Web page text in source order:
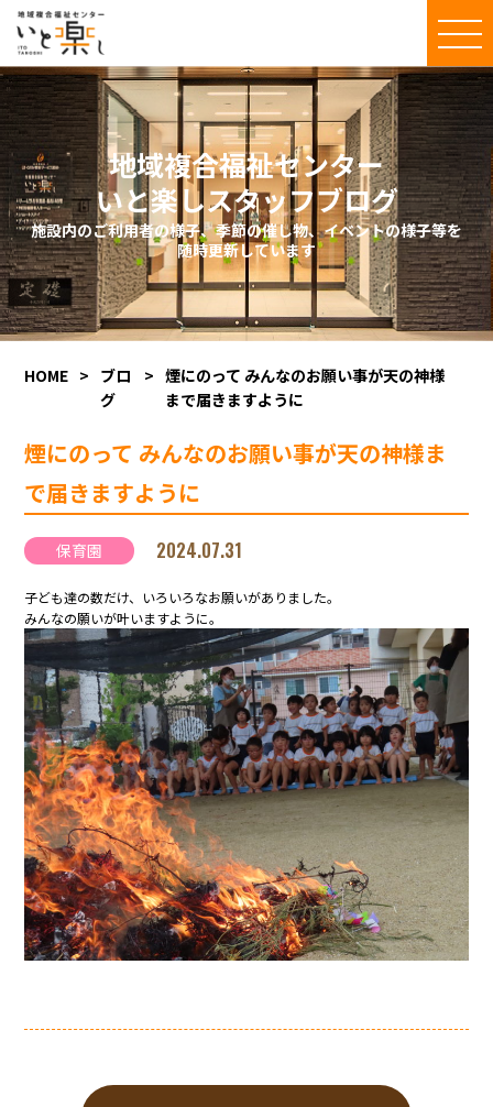
地域複合福祉センター
いと楽しスタッフブログ
施設内のご利用者の様子、季節の催し物、イベントの様子等を
随時更新しています
HOME > ブロ
グ
> 煙にのって みんなのお願い事が天の神様
まで届きますように
煙にのって みんなのお願い事が天の神様ま
で届きますように
保育園 2024.07.31
子ども達の数だけ、いろいろなお願いがありました。
みんなの願いが叶いますように。